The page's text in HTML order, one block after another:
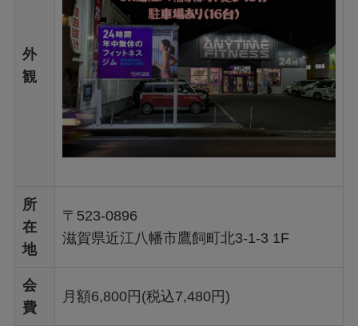
外
観
所
在
地
〒523-0896
滋賀県近江八幡市鷹飼町北3-1-3 1F
会
費
月額6,800円(税込7,480円)